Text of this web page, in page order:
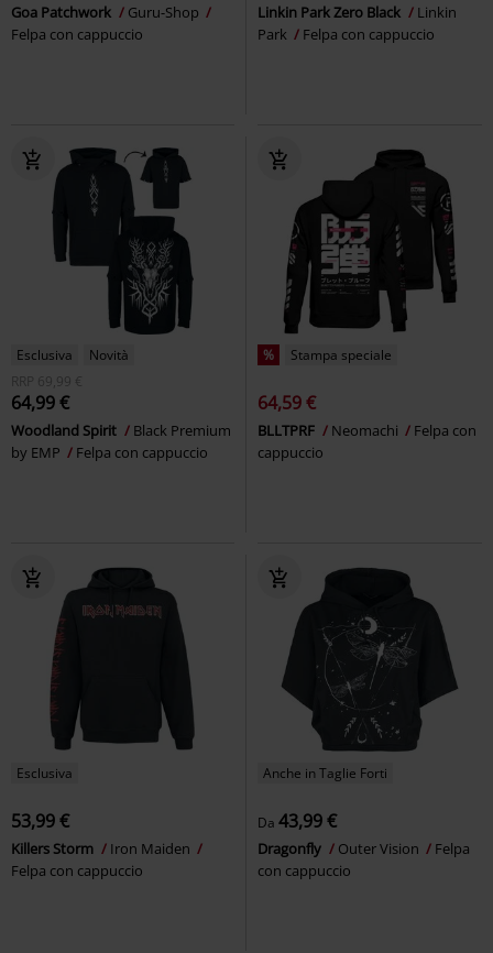
Goa Patchwork
Guru-Shop
Felpa con cappuccio
Linkin Park Zero Black
Linkin
Park
Felpa con cappuccio
Esclusiva
Novità
RRP
69,99 €
64,99 €
Woodland Spirit
Black Premium
by EMP
Felpa con cappuccio
% Stampa speciale
64,59 €
BLLTPRF Neomachi
Felpa con
cappuccio
Esclusiva
53,99 €
Killers Storm
Iron Maiden
Felpa con cappuccio
Anche in Taglie Forti
Da 43,99 €
Dragonfly Outer Vision
Felpa
con cappuccio